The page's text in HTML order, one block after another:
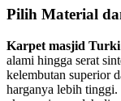
Pilih Material
Karpet masjid Turki
alami hingga serat
kelembutan superior
harganya lebih